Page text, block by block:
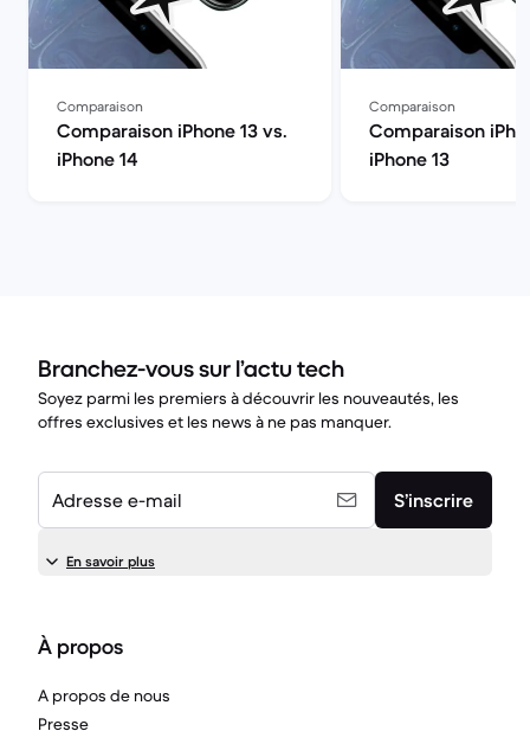
Comparaison
Comparaison iPhone 13 vs.
iPhone 14
Comparaison
Comparaison
iPhone 13
Branchez-vous sur l’actu tech
Soyez parmi les premiers à découvrir les nouveautés, les
offres exclusives et les news à ne pas manquer.
Adresse e-mail S’inscrire
En savoir plus
À propos
A propos de nous
Presse